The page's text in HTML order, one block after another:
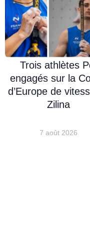
Trois athlètes
engagés sur la
d’Europe de
Zilina
7 août 2026